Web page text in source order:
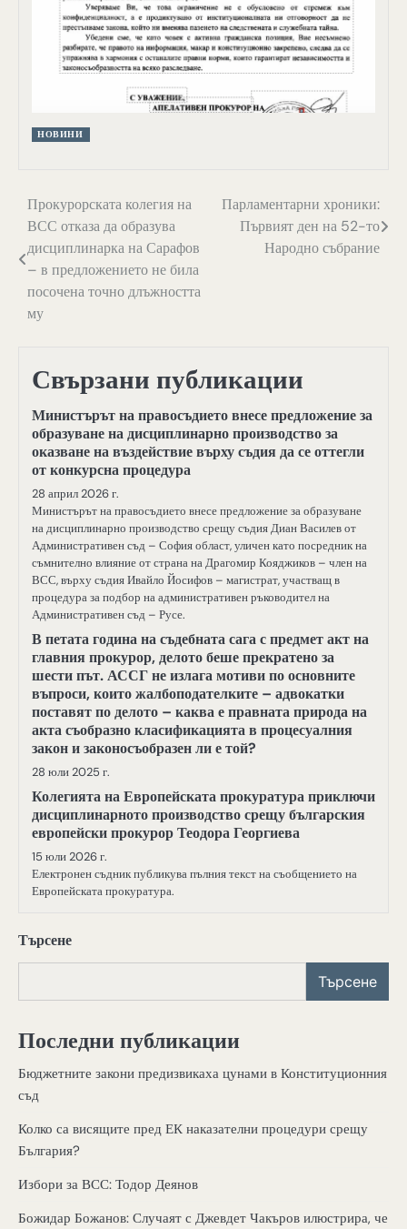
НОВИНИ
Навигация
Прокурорската колегия на
ВСС отказа да образува
дисциплинарка на Сарафов
– в предложението не била
посочена точно длъжността
му
Парламентарни хроники:
Първият ден на 52-то
Народно събрание
Свързани публикации
Министърът на правосъдието внесе предложение за
образуване на дисциплинарно производство за
оказване на въздействие върху съдия да се оттегли
от конкурсна процедура
28 април 2026 г.
Министърът на правосъдието внесе предложение за образуване
на дисциплинарно производство срещу съдия Диан Василев от
Административен съд – София област, уличен като посредник на
съмнително влияние от страна на Драгомир Кояджиков – член на
ВСС, върху съдия Ивайло Йосифов – магистрат, участващ в
процедура за подбор на административен ръководител на
Административен съд – Русе.
В петата година на съдебната сага с предмет акт на
главния прокурор, делото беше прекратено за
шести път. АССГ не излага мотиви по основните
въпроси, които жалбоподателките – адвокатки
поставят по делото – каква е правната природа на
акта съобразно класификацията в процесуалния
закон и законосъобразен ли е той?
28 юли 2025 г.
Колегията на Европейската прокуратура приключи
дисциплинарното производство срещу българския
европейски прокурор Теодора Георгиева
15 юли 2026 г.
Електронен съдник публикува пълния текст на съобщението на
Европейската прокуратура.
Търсене
Търсене
Последни публикации
Бюджетните закони предизвикаха цунами в Конституционния
съд
Колко са висящите пред ЕК наказателни процедури срещу
България?
Избори за ВСС: Тодор Деянов
Божидар Божанов: Случаят с Джевдет Чакъров илюстрира, че